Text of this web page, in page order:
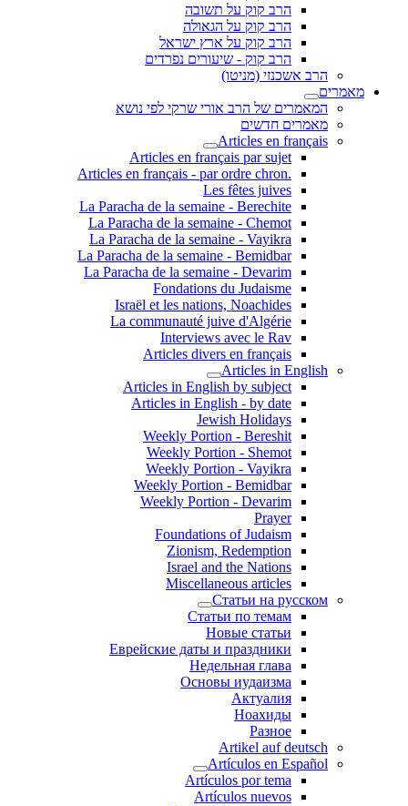
הרב קוק על תשובה
הרב קוק על הגאולה
הרב קוק על ארץ ישראל
הרב קוק - שיעורים נפרדים
הרב אשכנזי (מניטו)
מאמרים
המאמרים של הרב אורי שרקי לפי נושא
מאמרים חדשים
Articles en français
Articles en français par sujet
.Articles en français - par ordre chron
Les fêtes juives
La Paracha de la semaine - Berechite
La Paracha de la semaine - Chemot
La Paracha de la semaine - Vayikra
La Paracha de la semaine - Bemidbar
La Paracha de la semaine - Devarim
Fondations du Judaisme
Israël et les nations, Noachides
La communauté juive d'Algérie
Interviews avec le Rav
Articles divers en français
Articles in English
Articles in English by subject
Articles in English - by date
Jewish Holidays
Weekly Portion - Bereshit
Weekly Portion - Shemot
Weekly Portion - Vayikra
Weekly Portion - Bemidbar
Weekly Portion - Devarim
Prayer
Foundations of Judaism
Zionism, Redemption
Israel and the Nations
Miscellaneous articles
Статьи на русском
Статьи по темам
Новые статьи
Еврейские даты и праздники
Недельная глава
Основы иудаизма
Актуалия
Ноахиды
Разное
Artikel auf deutsch
Artículos en Español
Artículos por tema
Artículos nuevos